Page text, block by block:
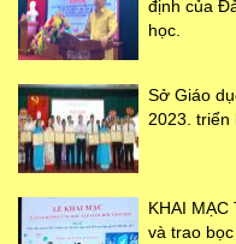
định của
học.
Sở Giáo
2023. triển
KHAI
và trao